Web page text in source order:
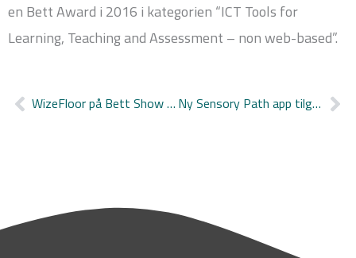
en Bett Award i 2016 i kategorien “ICT Tools for
Learning, Teaching and Assessment – non web-based”.
Tidligere WizeFloor på Bett Show 2020 Ny Sensory Path app tilgængelig